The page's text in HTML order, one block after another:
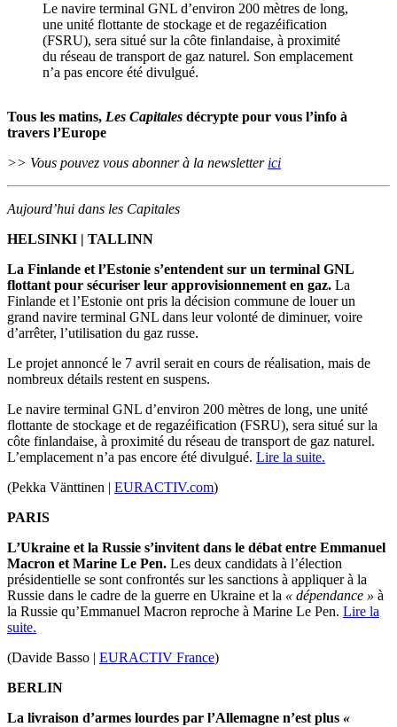
Le navire terminal GNL d’environ 200 mètres de long,
une unité flottante de stockage et de regazéification
(FSRU), sera situé sur la côte finlandaise, à proximité
du réseau de transport de gaz naturel. Son emplacement
n’a pas encore été divulgué.
Tous les matins, Les Capitales décrypte pour vous l’info à
travers l’Europe
>> Vous pouvez vous abonner à la newsletter ici
Aujourd’hui dans les Capitales
HELSINKI | TALLINN
La Finlande et l’Estonie s’entendent sur un terminal GNL
flottant pour sécuriser leur approvisionnement en gaz. La
Finlande et l’Estonie ont pris la décision commune de louer un
grand navire terminal GNL dans leur volonté de diminuer, voire
d’arrêter, l’utilisation du gaz russe.
Le projet annoncé le 7 avril serait en cours de réalisation, mais de
nombreux détails restent en suspens.
Le navire terminal GNL d’environ 200 mètres de long, une unité
flottante de stockage et de regazéification (FSRU), sera situé sur la
côte finlandaise, à proximité du réseau de transport de gaz naturel.
L’emplacement n’a pas encore été divulgué. Lire la suite.
(Pekka Vänttinen | EURACTIV.com)
PARIS
L’Ukraine et la Russie s’invitent dans le débat entre Emmanuel
Macron et Marine Le Pen. Les deux candidats à l’élection
présidentielle se sont confrontés sur les sanctions à appliquer à la
Russie dans le cadre de la guerre en Ukraine et la « dépendance » à
la Russie qu’Emmanuel Macron reproche à Marine Le Pen. Lire la
suite.
(Davide Basso | EURACTIV France)
BERLIN
La livraison d’armes lourdes par l’Allemagne n’est plus «